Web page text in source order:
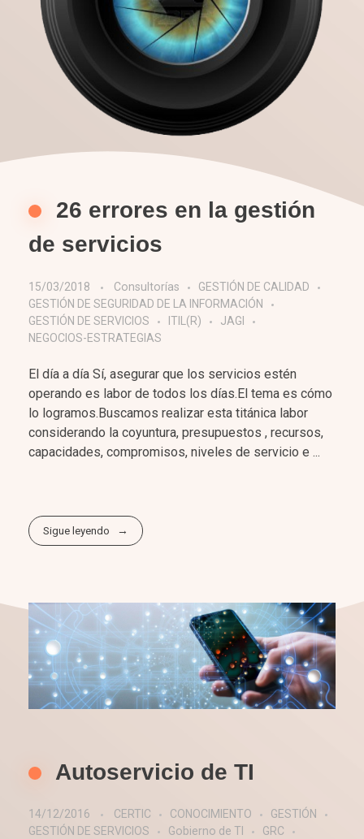
26 errores en la gestión
de servicios
15/03/2018 Consultorías
GESTIÓN DE CALIDAD
GESTIÓN DE SEGURIDAD DE LA INFORMACIÓN
GESTIÓN DE SERVICIOS
ITIL(R)
JAGI
NEGOCIOS-ESTRATEGIAS
El día a día Sí, asegurar que los servicios estén
operando es labor de todos los días.El tema es cómo
lo logramos.Buscamos realizar esta titánica labor
considerando la coyuntura, presupuestos , recursos,
capacidades, compromisos, niveles de servicio e ...
Sigue leyendo
Autoservicio de TI
14/12/2016 CERTIC CONOCIMIENTO
GESTIÓN
GESTIÓN DE SERVICIOS
Gobierno de TI
GRC